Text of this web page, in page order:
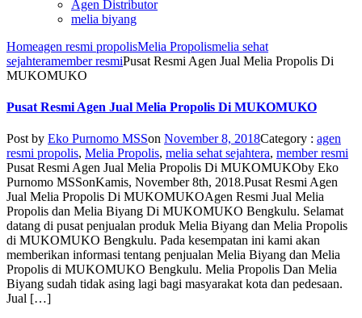
Agen Distributor
melia biyang
Homeagen resmi propolisMelia Propolismelia sehat
sejahteramember resmiPusat Resmi Agen Jual Melia Propolis Di
MUKOMUKO
Pusat Resmi Agen Jual Melia Propolis Di MUKOMUKO
Post by Eko Purnomo MSSon November 8, 2018Category : agen
resmi propolis, Melia Propolis, melia sehat sejahtera, member resmi
Pusat Resmi Agen Jual Melia Propolis Di MUKOMUKOby Eko
Purnomo MSSonKamis, November 8th, 2018.Pusat Resmi Agen
Jual Melia Propolis Di MUKOMUKOAgen Resmi Jual Melia
Propolis dan Melia Biyang Di MUKOMUKO Bengkulu. Selamat
datang di pusat penjualan produk Melia Biyang dan Melia Propolis
di MUKOMUKO Bengkulu. Pada kesempatan ini kami akan
memberikan informasi tentang penjualan Melia Biyang dan Melia
Propolis di MUKOMUKO Bengkulu. Melia Propolis Dan Melia
Biyang sudah tidak asing lagi bagi masyarakat kota dan pedesaan.
Jual […]